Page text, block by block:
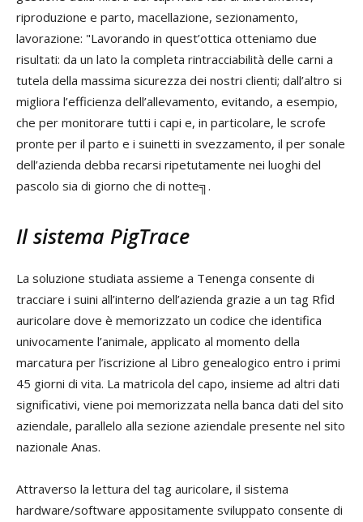
riproduzione e parto, macellazione, sezionamento,
lavorazione: "Lavorando in quest’ottica otteniamo due
risultati: da un lato la completa rintracciabilità delle carni a
tutela della massima sicurezza dei nostri clienti; dall’altro si
migliora l’efficienza dell’allevamento, evitando, a esempio,
che per monitorare tutti i capi e, in particolare, le scrofe
pronte per il parto e i suinetti in svezzamento, il per sonale
dell’azienda debba recarsi ripetutamente nei luoghi del
pascolo sia di giorno che di notte╗.
Il sistema PigTrace
La soluzione studiata assieme a Tenenga consente di
tracciare i suini all’interno dell’azienda grazie a un tag Rfid
auricolare dove è memorizzato un codice che identifica
univocamente l’animale, applicato al momento della
marcatura per l’iscrizione al Libro genealogico entro i primi
45 giorni di vita. La matricola del capo, insieme ad altri dati
significativi, viene poi memorizzata nella banca dati del sito
aziendale, parallelo alla sezione aziendale presente nel sito
nazionale Anas.
Attraverso la lettura del tag auricolare, il sistema
hardware/software appositamente sviluppato consente di